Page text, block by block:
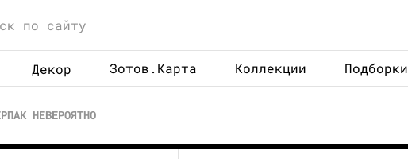
Декор Зотов.Карта Коллекции Подборки
НЕВЕРОЯТНО